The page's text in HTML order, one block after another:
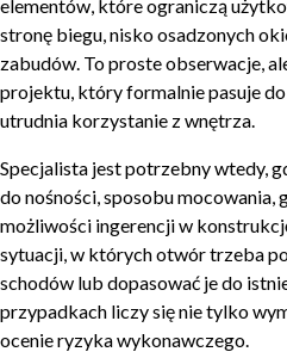
elementów, które ograniczą
stronę biegu, nisko osadzonych
zabudów. To proste obserwacje,
projektu, który formalnie pasuje
utrudnia korzystanie z wnętrza.
Specjalista jest potrzebny wtedy,
do nośności, sposobu mocowania,
możliwości ingerencji w
sytuacji, w których otwór trzeba
schodów lub dopasować je do
przypadkach liczy się nie tylko
ocenie ryzyka wykonawczego.